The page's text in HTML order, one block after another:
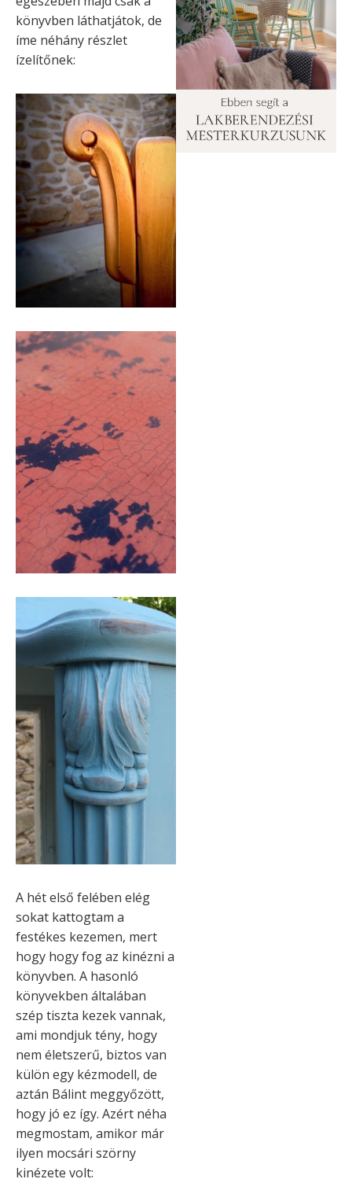
könyvben láthatjátok, de
íme néhány részlet
ízelítőnek:
A hét első felében elég
sokat kattogtam a
festékes kezemen, mert
hogy hogy fog az kinézni a
könyvben. A hasonló
könyvekben általában
szép tiszta kezek vannak,
ami mondjuk tény, hogy
nem életszerű, biztos van
külön egy kézmodell, de
aztán Bálint meggyőzött,
hogy jó ez így. Azért néha
megmostam, amikor már
ilyen mocsári szörny
kinézete volt: